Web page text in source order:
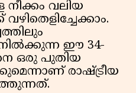
വലിയ
ഈ 34-
ഒരു പുതിയ
രാഷ്ട്രീയ